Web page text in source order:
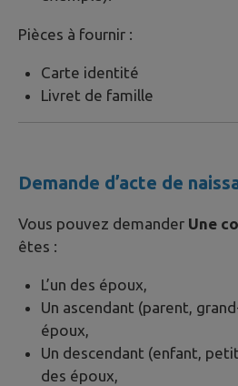
Pièces à fournir :
Carte identité
Livret de famille
Demande d’acte de
Vous pouvez demander Une
êtes :
L’un des époux,
Un ascendant (parent,
époux,
Un descendant (enfant,
des époux,